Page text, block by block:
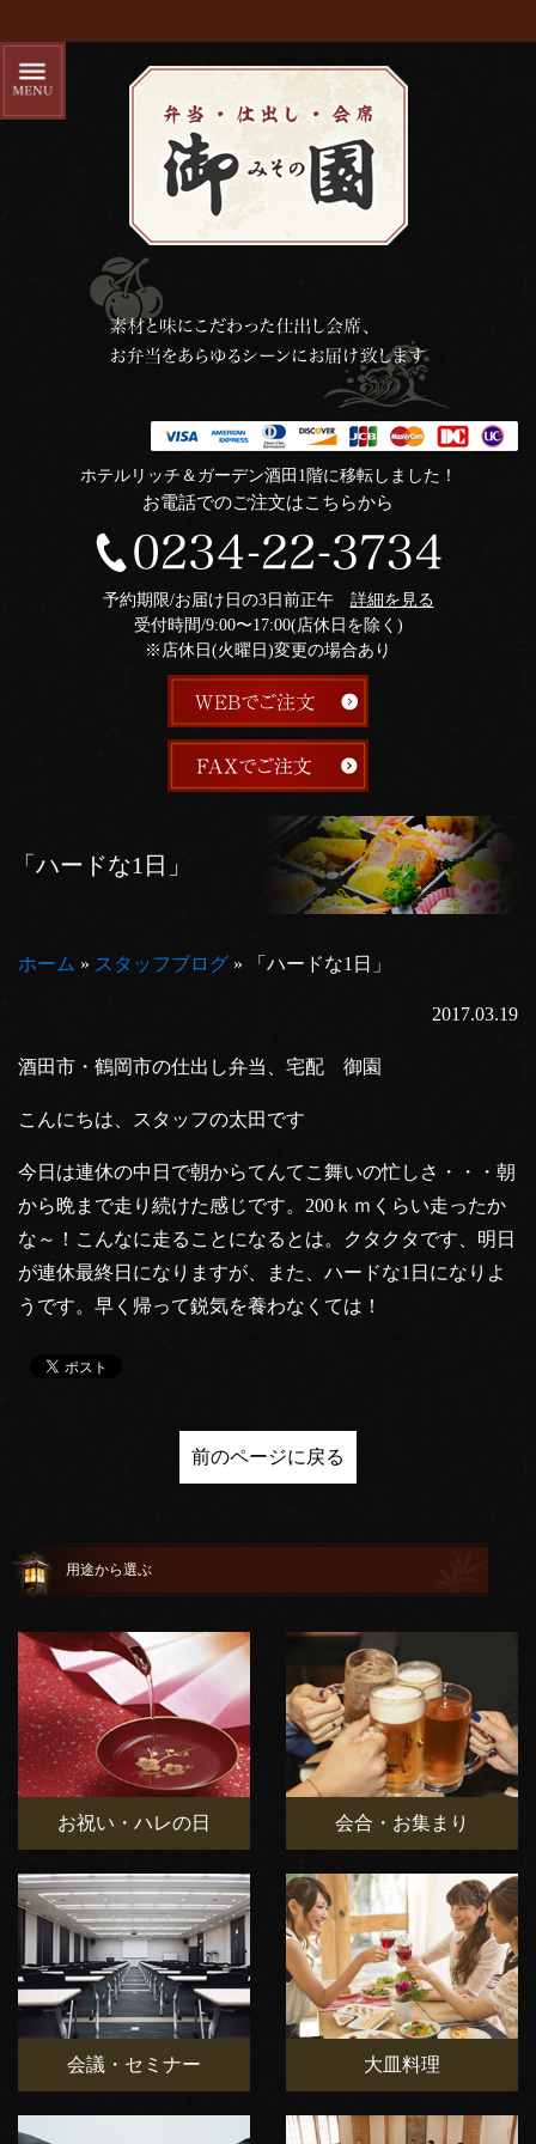
ホテルリッチ＆ガーデン酒田1階に移転しました！
お電話でのご注文はこちらから
予約期限/お届け日の3日前正午 詳細を見る
受付時間/9:00〜17:00(店休日を除く)
※店休日(火曜日)変更の場合あり
「ハードな1日」
ホーム » スタッフブログ » 「ハードな1日」
2017.03.19
酒田市・鶴岡市の仕出し弁当、宅配 御園
こんにちは、スタッフの太田です
今日は連休の中日で朝からてんてこ舞いの忙しさ・・・朝
から晩まで走り続けた感じです。200ｋｍくらい走ったか
な～！こんなに走ることになるとは。クタクタです、明日
が連休最終日になりますが、また、ハードな1日になりよ
うです。早く帰って鋭気を養わなくては！
前のページに戻る
用途から選ぶ
お祝い・ハレの日 会合・お集まり
会議・セミナー 大皿料理